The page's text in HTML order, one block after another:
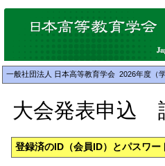
一般社団法人 日本高等教育学会 2026年度（
大会発表申込
登録済のID（会員ID）とパスワ